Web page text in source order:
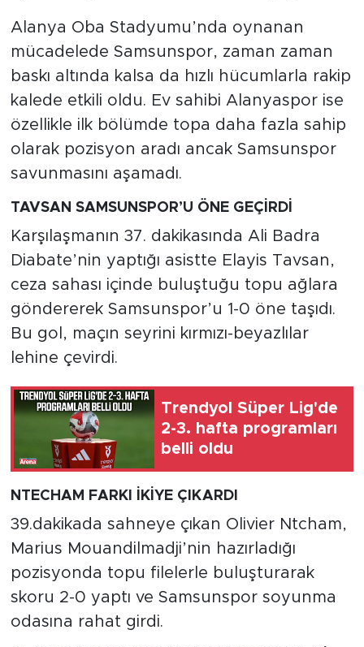
Alanya Oba Stadyumu’nda oynanan
mücadelede Samsunspor, zaman zaman
baskı altında kalsa da hızlı hücumlarla rakip
kalede etkili oldu. Ev sahibi Alanyaspor ise
özellikle ilk bölümde topa daha fazla sahip
olarak pozisyon aradı ancak Samsunspor
savunmasını aşamadı.
TAVSAN SAMSUNSPOR’U ÖNE GEÇİRDİ
Karşılaşmanın 37. dakikasında Ali Badra
Diabate’nin yaptığı asistte Elayis Tavsan,
ceza sahası içinde buluştuğu topu ağlara
göndererek Samsunspor’u 1-0 öne taşıdı.
Bu gol, maçın seyrini kırmızı-beyazlılar
lehine çevirdi.
Trendyol Süper Lig'de
2-3. hafta programları
belli oldu
NTECHAM FARKI İKİYE ÇIKARDI
39.dakikada sahneye çıkan Olivier Ntcham,
Marius Mouandilmadji’nin hazırladığı
pozisyonda topu filelerle buluşturarak
skoru 2-0 yaptı ve Samsunspor soyunma
odasına rahat girdi.